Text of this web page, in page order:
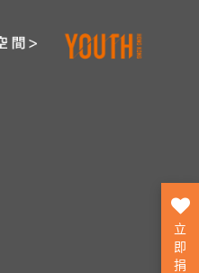
立
即
捐